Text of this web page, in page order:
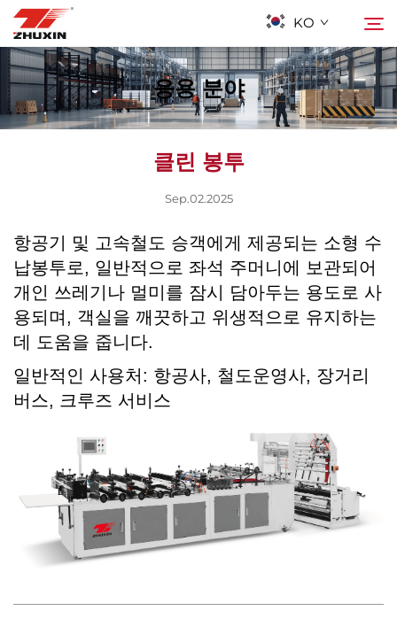
KO
제품
뉴스
연락하기
자주 묻는 질문
검색
응용 분야
클린 봉투
Sep.02.2025
항공기 및 고속철도 승객에게 제공되는 소형 수
납봉투로, 일반적으로 좌석 주머니에 보관되어
개인 쓰레기나 멀미를 잠시 담아두는 용도로 사
용되며, 객실을 깨끗하고 위생적으로 유지하는
데 도움을 줍니다.
일반적인 사용처: 항공사, 철도운영사, 장거리
버스, 크루즈 서비스